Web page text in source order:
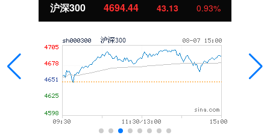
沪深300 4694.44 43.13 0.93%